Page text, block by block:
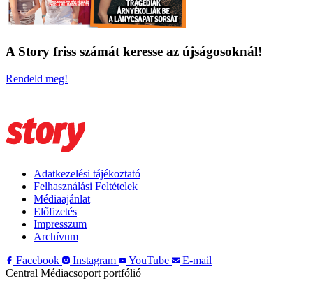
A Story friss számát keresse az újságosoknál!
Rendeld meg!
Adatkezelési tájékoztató
Felhasználási Feltételek
Médiaajánlat
Előfizetés
Impresszum
Archívum
Facebook
Instagram YouTube
E-mail
Central Médiacsoport portfólió